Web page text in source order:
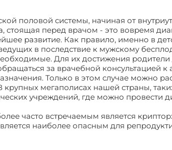
половой системы, начиная от
стоящая перед врачом - это вовремя
развитие. Как правило, именно в
в последствие к мужскому
Для их достижения
за врачебной консультацией к
Только в этом случае можно
мегаполисах нашей страны,
учреждений, где можно провести
часто встречаемым является
наиболее опасным для